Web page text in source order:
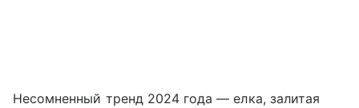
Несомненный тренд 2024 года — елка, залитая